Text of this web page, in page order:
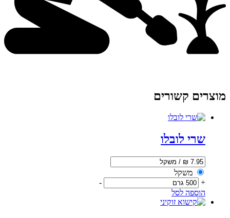
מוצרים קשורים
שרי לובלו
משקל
+
-
הוספה לסל